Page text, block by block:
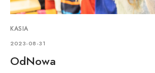
KASIA
2023-08-31
OdNowa